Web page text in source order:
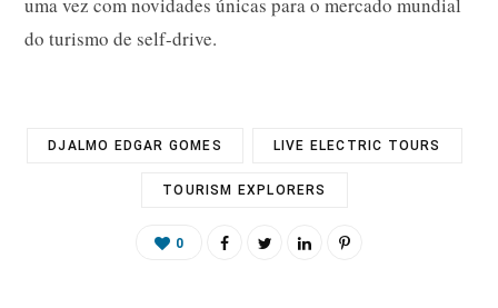
do turismo de self-drive.
DJALMO EDGAR GOMES LIVE ELECTRIC TOURS
TOURISM EXPLORERS
0